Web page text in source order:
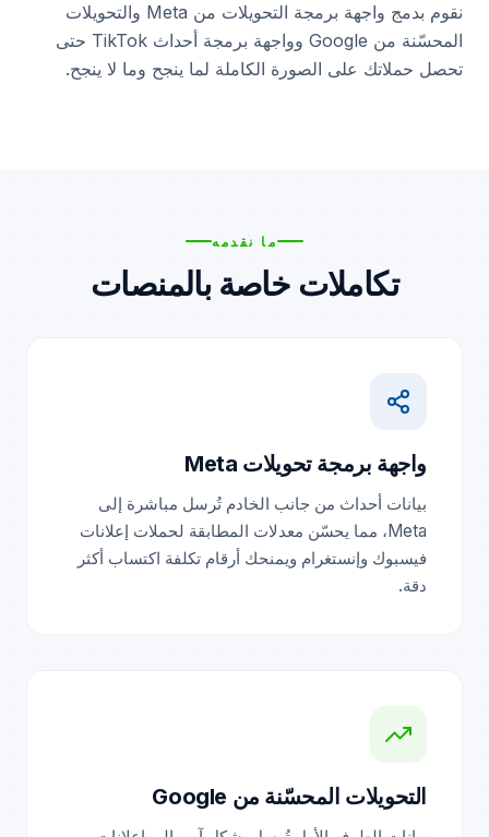
نقوم بدمج واجهة برمجة التحويلات من Meta والتحويلات
المحسّنة من Google وواجهة برمجة أحداث TikTok حتى
تحصل حملاتك على الصورة الكاملة لما ينجح وما لا ينجح.
ما نقدمه
تكاملات خاصة بالمنصات
واجهة برمجة تحويلات Meta
بيانات أحداث من جانب الخادم تُرسل مباشرة إلى
Meta، مما يحسّن معدلات المطابقة لحملات إعلانات
فيسبوك وإنستغرام ويمنحك أرقام تكلفة اكتساب أكثر
دقة.
التحويلات المحسّنة من Google